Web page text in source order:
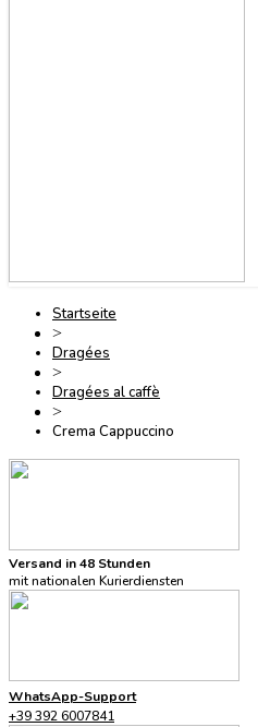
Startseite
>
Dragées
>
Dragées al caffè
>
Crema Cappuccino
Versand in 48 Stunden
mit nationalen Kurierdiensten
WhatsApp-Support
+39 392 6007841